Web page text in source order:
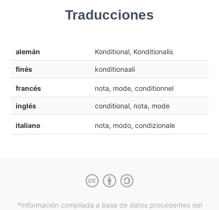
Traducciones
alemán Konditional, Konditionalis
finés konditionaali
francés nota, mode, conditionnel
inglés conditional, nota, mode
italiano nota, modo, condizionale
*Información compilada a base de datos procedentes del